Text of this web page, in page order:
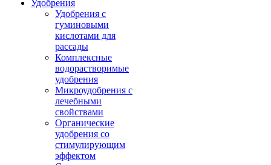
Удобрения
Удобрения с
гуминовыми
кислотами для
рассады
Комплексные
водорастворимые
удобрения
Микроудобрения с
лечебными
свойствами
Органические
удобрения со
стимулирующим
эффектом